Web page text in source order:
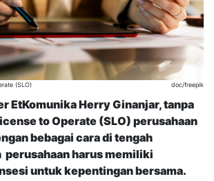
(SLO) doc/freepik
EtKomunika Herry Ginanjar, tanpa
to Operate (SLO) perusahaan
bebagai cara di tengah
perusahaan harus memiliki
untuk kepentingan bersama.